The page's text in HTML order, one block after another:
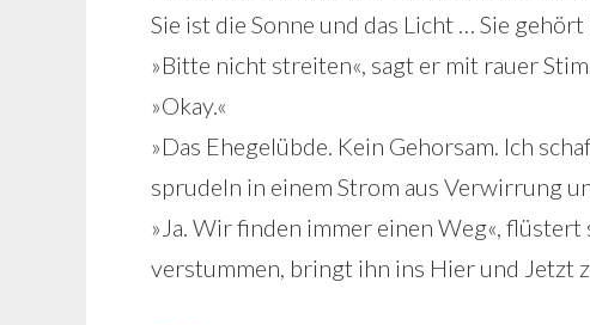
Sie ist die Sonne und das Licht … Sie
»Bitte nicht streiten«, sagt er mit rauer
»Okay.«
»Das Ehegelübde. Kein Gehorsam. Ich
sprudeln in einem Strom aus Verwirrung
»Ja. Wir finden immer einen Weg«,
verstummen, bringt ihn ins Hier und Jetzt